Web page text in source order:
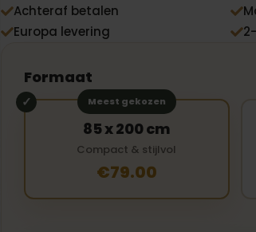
elingen
Achteraf betalen 
Europa levering 
Formaat
Meest gekozen
85 x 200 cm
Compact & stijlvol
€79.00